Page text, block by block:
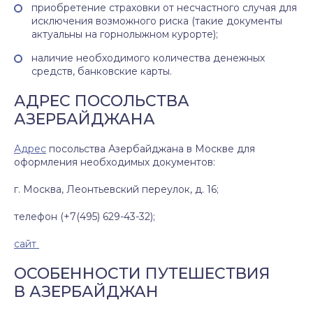
приобретение страховки от несчастного случая для
исключения возможного риска (такие документы
актуальны на горнолыжном курорте);
наличие необходимого количества денежных
средств, банковские карты.
АДРЕС ПОСОЛЬСТВА
АЗЕРБАЙДЖАНА
Адрес посольства Азербайджана в Москве для
оформления необходимых документов:
г. Москва, Леонтьевский переулок, д. 16;
телефон (+7(495) 629-43-32);
сайт
ОСОБЕННОСТИ ПУТЕШЕСТВИЯ
В АЗЕРБАЙДЖАН